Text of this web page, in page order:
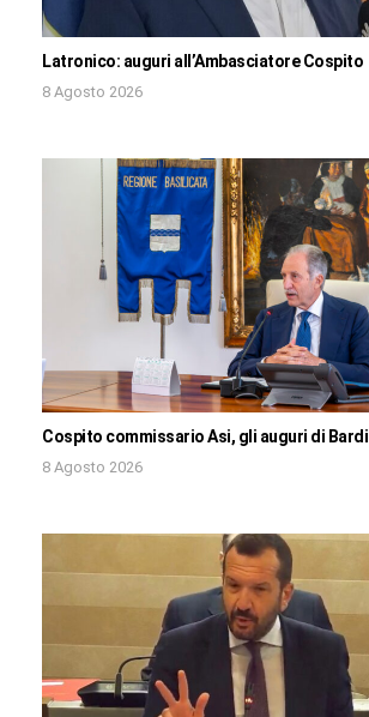
Latronico: auguri all’Ambasciatore Cospito
8 Agosto 2026
Cospito commissario Asi, gli auguri di Bardi
8 Agosto 2026